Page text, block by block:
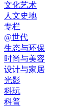
文化艺术
人文史地
专栏
@世代
生态与环保
时尚与美容
设计与家居
光影
科玩
科普